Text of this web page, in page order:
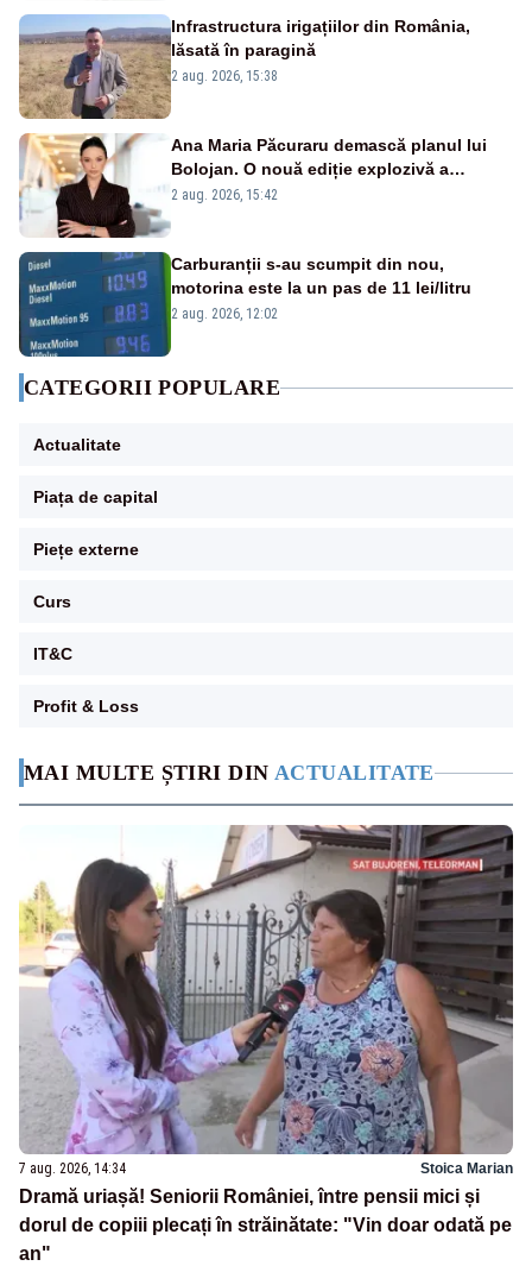
MAI MULTE ȘTIRI DIN ACTUALITATE
7 aug. 2026, 14:34 Stoica Marian
Dramă uriașă! Seniorii României, între pensii mici și
dorul de copiii plecați în străinătate: "Vin doar odată pe
an"
Infrastructura irigațiilor din România,
lăsată în paragină
2 aug. 2026, 15:38
Ana Maria Păcuraru demască planul lui
Bolojan. O nouă ediție explozivă a
emisiunii „Miza Zilei” la Realitatea PLUS
2 aug. 2026, 15:42
Carburanții s-au scumpit din nou,
motorina este la un pas de 11 lei/litru
2 aug. 2026, 12:02
CATEGORII POPULARE
Actualitate
Piața de capital
Piețe externe
Curs
IT&C
Profit & Loss